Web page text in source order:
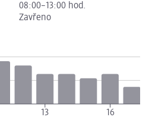
08:00–13:00 hod.
Zavřeno
13 16